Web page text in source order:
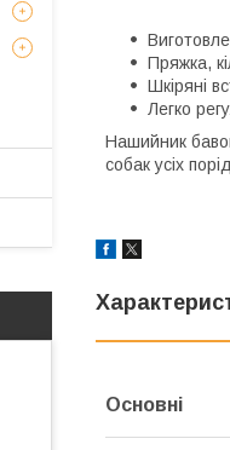
Пряжка,
Шкіряні
Легко
Нашийник
собак усіх
Основні